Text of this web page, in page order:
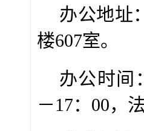
办公地址
楼607室。
办公时间
－17： 00，